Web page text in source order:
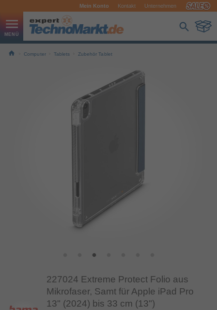
Mein Konto Kontakt Unternehmen
Computer Tablets Zubehör Tablet
227024 Extreme Protect Folio aus
Mikrofaser, Samt für Apple iPad Pro
13" (2024) bis 33 cm (13")